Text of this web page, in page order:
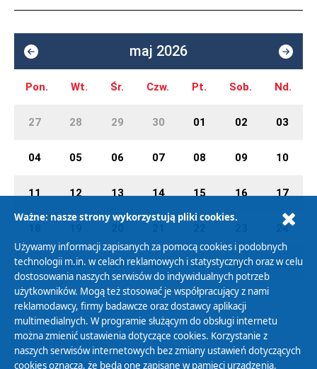
maj 2026
Pon. Wt. Śr. Czw. Pt. Sob. Nd.
27 28 29 30 01 02 03
04 05 06 07 08 09 10
11 12 13 14 15 16 17
24
25 26 27 28 29 30 31
Polityka Prywatności
Zasady korzystania z Serwisu
Ważne: nasze strony wykorzystują pliki cookies.
Używamy informacji zapisanych za pomocą cookies i podobnych
technologii m.in. w celach reklamowych i statystycznych oraz w celu
dostosowania naszych serwisów do indywidualnych potrzeb
użytkowników. Mogą też stosować je współpracujący z nami
reklamodawcy, firmy badawcze oraz dostawcy aplikacji
multimedialnych. W programie służącym do obsługi internetu
można zmienić ustawienia dotyczące cookies. Korzystanie z
naszych serwisów internetowych bez zmiany ustawień dotyczących
cookies oznacza, że będą one zapisane w pamięci urządzenia.